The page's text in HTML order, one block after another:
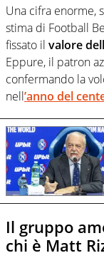
Una cifra enorme,
stima di Football
fissato il valore
Eppure, il patron
confermando la
nell’anno del
Il gruppo
chi è Matt